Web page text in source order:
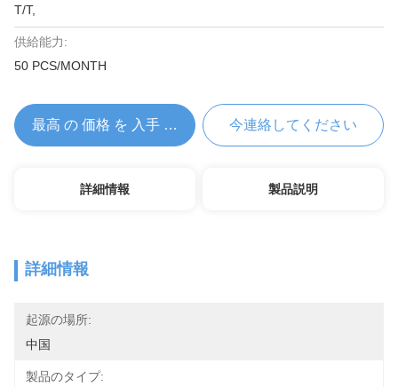
T/T,
供給能力:
50 PCS/MONTH
最高 の 価格 を 入手 する 今連絡してください
詳細情報 製品説明
詳細情報
起源の場所:
中国
製品のタイプ: